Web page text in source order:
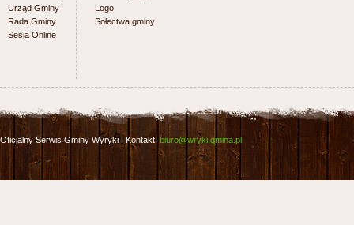
Urząd Gminy
Rada Gminy
Sesja Online
Logo
Sołectwa gminy
Oficjalny Serwis Gminy Wyryki | Kontakt: biuro@wryki.gmina.pl